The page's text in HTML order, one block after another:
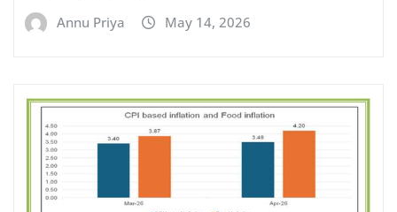
Annu Priya May 14, 2026